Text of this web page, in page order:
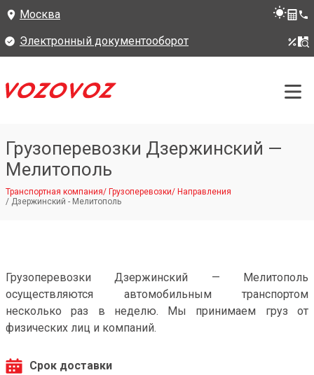
Москва
Электронный документооборот
Грузоперевозки Дзержинский —
Мелитополь
Транспортная компания/ Грузоперевозки/ Направления
/ Дзержинский - Мелитополь
Грузоперевозки Дзержинский — Мелитополь
осуществляются автомобильным транспортом
несколько раз в неделю. Мы принимаем груз от
физических лиц и компаний.
Срок доставки